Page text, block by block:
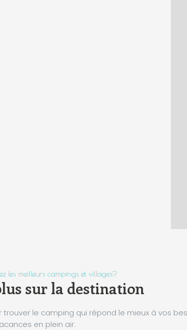
les meilleurs campings et villages?
sur la destination
trouver le camping qui répond le mieux à vos
en plein air.